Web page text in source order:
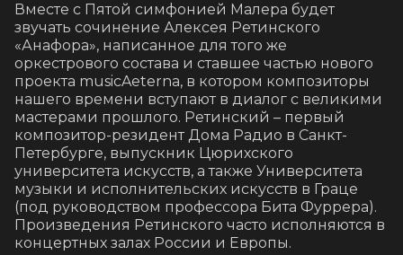
Вместе с Пятой симфонией Малера будет
звучать сочинение Алексея Ретинского
«Анафора», написанное для того же
оркестрового состава и ставшее частью нового
проекта musicAeterna, в котором композиторы
нашего времени вступают в диалог с великими
мастерами прошлого. Ретинский – первый
композитор-резидент Дома Радио в Санкт-
Петербурге, выпускник Цюрихского
университета искусств, а также Университета
музыки и исполнительских искусств в Граце
(под руководством профессора Бита Фуррера).
Произведения Ретинского часто исполняются в
концертных залах России и Европы.